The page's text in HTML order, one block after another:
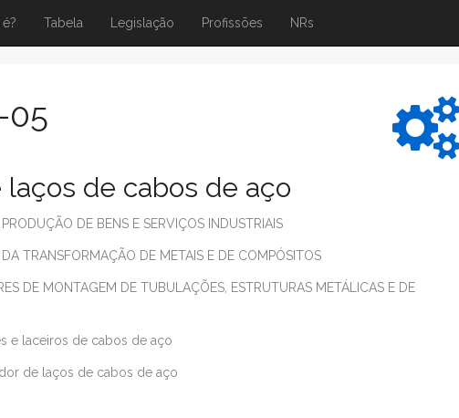
Tabela Legislação Profissões NRs
05
laços de cabos de aço
DE BENS E SERVIÇOS INDUSTRIAIS
TRANSFORMAÇÃO DE METAIS E DE COMPÓSITOS
DE MONTAGEM DE TUBULAÇÕES, ESTRUTURAS METÁLICAS E DE
e laceiros de cabos de aço
de laços de cabos de aço